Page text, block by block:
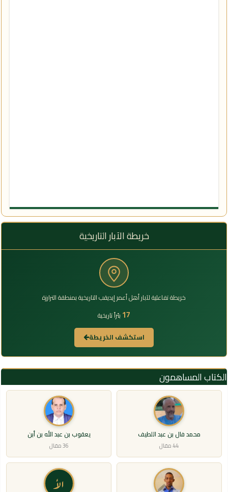
خريطة الآبار التاريخية
خريطة تفاعلية لآبار أهل أعمر إيديقب التاريخية بمنطقة الترارزة
17 بئراً تاريخية
استكشف الخريطة
الكتاب المساهمون
محمد فال بن عبد اللطيف
44 مقال
يعقوب بن عبد الله بن أبن
36 مقال
الأ